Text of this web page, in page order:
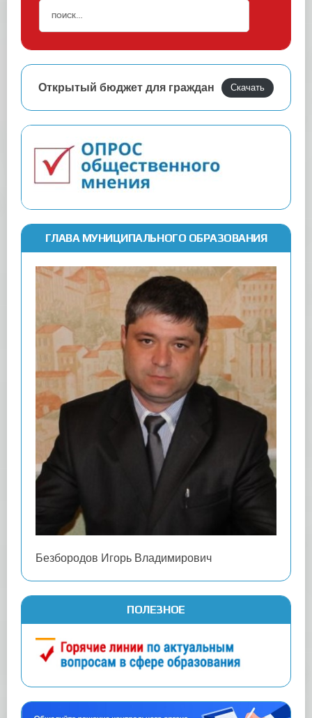
Открытый бюджет для граждан Скачать
ГЛАВА МУНИЦИПАЛЬНОГО ОБРАЗОВАНИЯ
Безбородов Игорь Владимирович
ПОЛЕЗНОЕ